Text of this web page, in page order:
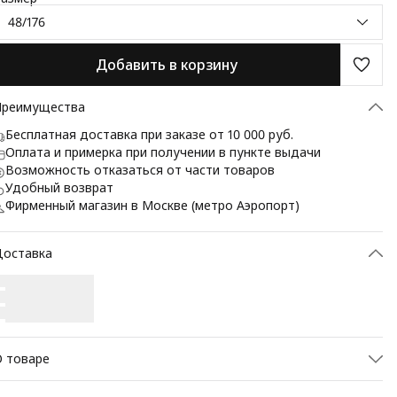
48/176
Добавить в корзину
Бесплатная доставка при заказе от 10 000 руб.
Оплата и примерка при получении в пункте выдачи
Возможность отказаться от части товаров
Удобный возврат
Фирменный магазин в Москве (метро Аэропорт)
товаре